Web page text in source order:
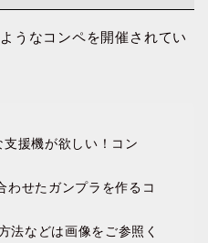
うなコンペを開催されてい
支援機が欲しい！コン
わせたガンプラを作るコ
法などは画像をご参照く